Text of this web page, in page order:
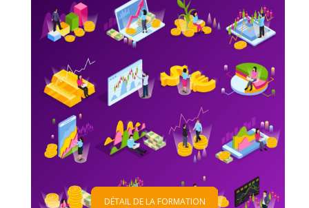
DÉTAIL DE LA FORMATION